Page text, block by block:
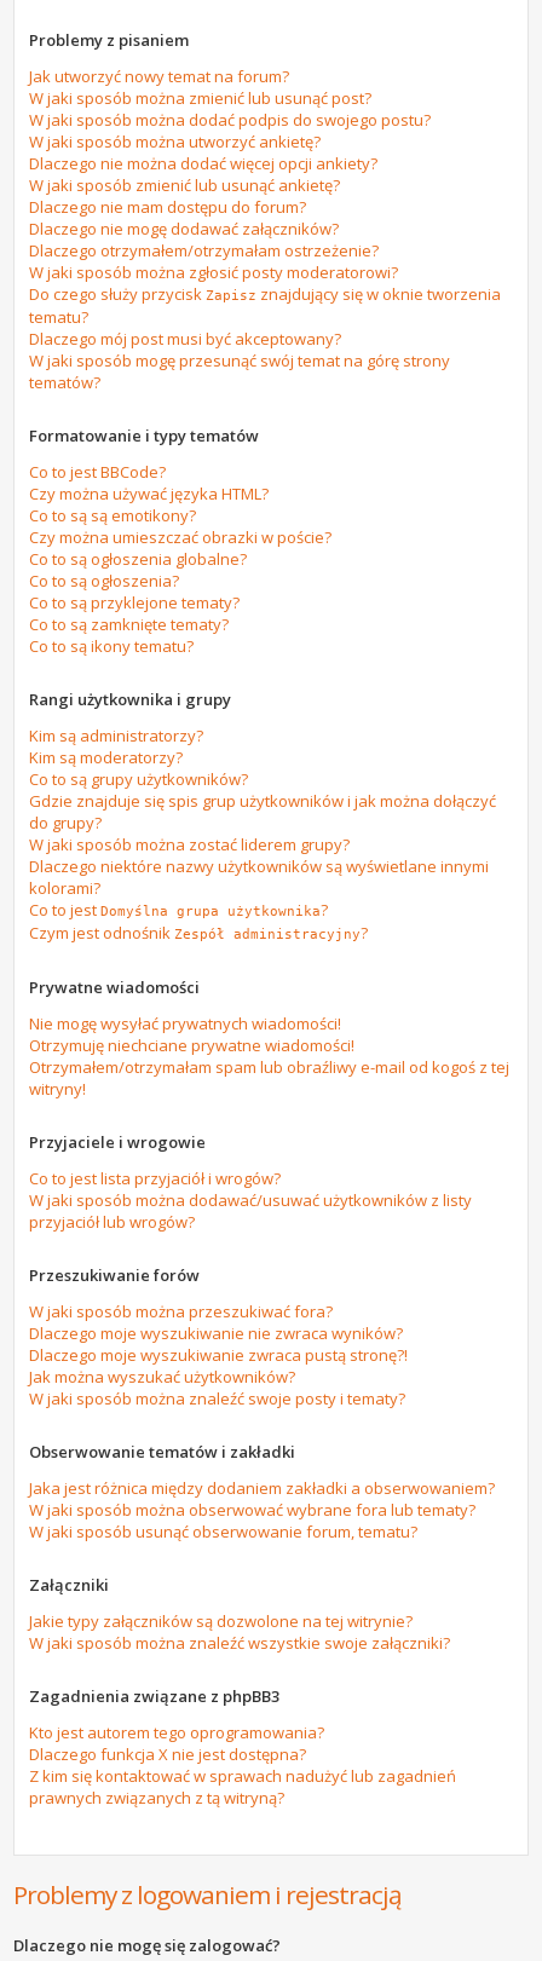
Problemy z pisaniem
Jak utworzyć nowy temat na forum?
W jaki sposób można zmienić lub usunąć post?
W jaki sposób można dodać podpis do swojego postu?
W jaki sposób można utworzyć ankietę?
Dlaczego nie można dodać więcej opcji ankiety?
W jaki sposób zmienić lub usunąć ankietę?
Dlaczego nie mam dostępu do forum?
Dlaczego nie mogę dodawać załączników?
Dlaczego otrzymałem/otrzymałam ostrzeżenie?
W jaki sposób można zgłosić posty moderatorowi?
Do czego służy przyciskZapisz znajdujący się w oknie tworzenia
tematu?
Dlaczego mój post musi być akceptowany?
W jaki sposób mogę przesunąć swój temat na górę strony
tematów?
Formatowanie i typy tematów
Co to jest BBCode?
Czy można używać języka HTML?
Co to są są emotikony?
Czy można umieszczać obrazki w poście?
Co to są ogłoszenia globalne?
Co to są ogłoszenia?
Co to są przyklejone tematy?
Co to są zamknięte tematy?
Co to są ikony tematu?
Rangi użytkownika i grupy
Kim są administratorzy?
Kim są moderatorzy?
Co to są grupy użytkowników?
Gdzie znajduje się spis grup użytkowników i jak można dołączyć
do grupy?
W jaki sposób można zostać liderem grupy?
Dlaczego niektóre nazwy użytkowników są wyświetlane innymi
kolorami?
Co to jestDomyślna grupa użytkownika?
Czym jest odnośnikZespół administracyjny?
Prywatne wiadomości
Nie mogę wysyłać prywatnych wiadomości!
Otrzymuję niechciane prywatne wiadomości!
Otrzymałem/otrzymałam spam lub obraźliwy e-mail od kogoś z tej
witryny!
Przyjaciele i wrogowie
Co to jest lista przyjaciół i wrogów?
W jaki sposób można dodawać/usuwać użytkowników z listy
przyjaciół lub wrogów?
Przeszukiwanie forów
W jaki sposób można przeszukiwać fora?
Dlaczego moje wyszukiwanie nie zwraca wyników?
Dlaczego moje wyszukiwanie zwraca pustą stronę?!
Jak można wyszukać użytkowników?
W jaki sposób można znaleźć swoje posty i tematy?
Obserwowanie tematów i zakładki
Jaka jest różnica między dodaniem zakładki a obserwowaniem?
W jaki sposób można obserwować wybrane fora lub tematy?
W jaki sposób usunąć obserwowanie forum, tematu?
Załączniki
Jakie typy załączników są dozwolone na tej witrynie?
W jaki sposób można znaleźć wszystkie swoje załączniki?
Zagadnienia związane z phpBB3
Kto jest autorem tego oprogramowania?
Dlaczego funkcja X nie jest dostępna?
Z kim się kontaktować w sprawach nadużyć lub zagadnień
prawnych związanych z tą witryną?
Problemy z logowaniem i rejestracją
Dlaczego nie mogę się zalogować?